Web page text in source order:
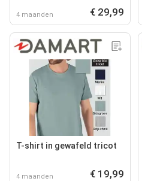
4 maanden € 29,99
T-shirt in gewafeld tricot
4 maanden € 19,99